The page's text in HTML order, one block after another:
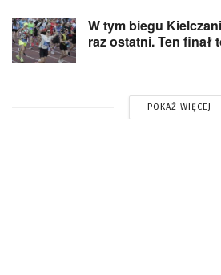
W tym biegu
raz ostatni. Ten finał
POKAŻ WIĘCEJ